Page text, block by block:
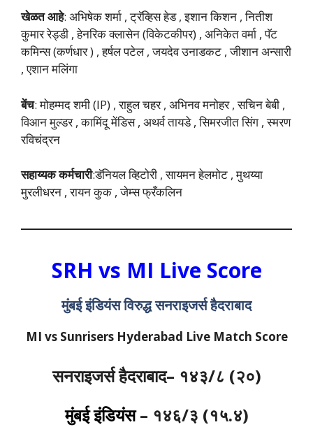
खेळत आहे: अभिषेक शर्मा , ट्रॅव्हिस हेड , इशान किशन , नितीश
कुमार रेड्डी , हेनरिक क्लासेन (विकेटकीपर) , अनिकेत वर्मा , पॅट
कमिन्स (कर्णधार ) , हर्षल पटेल , जयदेव उनाडकट , जीशान अन्सारी
, एशान मलिंगा
बेंच: मोहम्मद शमी (IP) , राहुल चहर , अभिनव मनोहर , सचिन बेबी ,
विआन मुल्डर , कामिंदू मेंडिस , अथर्व तायडे , सिमरजीत सिंग , स्मरण
रविचंद्रन
सहाय्यक कर्मचारी:डॅनियल व्हिटोरी , सायमन हेलमोट , मुथय्या
मुरलीधरन , रायन कुक , जेम्स फ्रँकलिन
SRH vs MI Live Score
मुंबई इंडियंस विरुद्ध सनराइजर्स हैदराबाद
MI vs Sunrisers Hyderabad Live Match Score
सनराइजर्स हैदराबाद– १४३/८ (२०)
मुंबई इंडियंस– १४६/३ (१५.४)